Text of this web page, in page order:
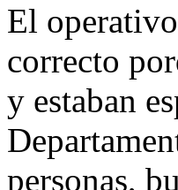
El
correcto
y estaban
personas,